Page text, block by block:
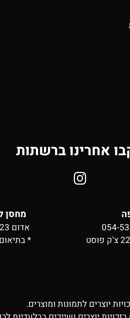
אחרינו ברשתות
מחסן
אדום 23 כנות - קומה 2
*
יוצרים לתמונות ומוצרים.